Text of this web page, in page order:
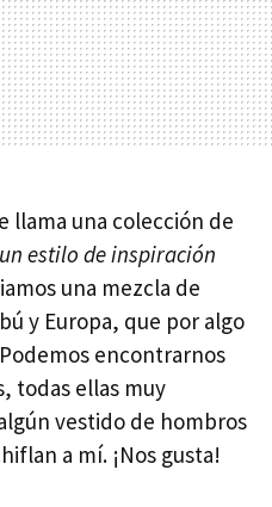
llama una colección de
estilo de inspiración
una mezcla de
y Europa, que por algo
encontrarnos
todas ellas muy
vestido de hombros
a mí. ¡Nos gusta!